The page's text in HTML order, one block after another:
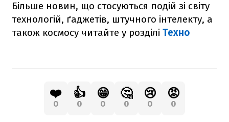
Більше новин, що стосуються подій зі світу
технологій, ґаджетів, штучного інтелекту, а
також космосу читайте у розділі Техно
❤️
0
👍
0
😁
0
🤔
0
😢
0
😡
0